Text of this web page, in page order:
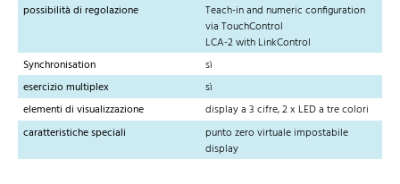
possibilità di regolazione
Teach-in and numeric configuration
via TouchControl
LCA-2 with LinkControl
Synchronisation
sì
esercizio multiplex
sì
elementi di visualizzazione
display a 3 cifre, 2 x LED a tre colori
caratteristiche speciali
punto zero virtuale impostabile
display